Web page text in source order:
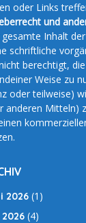
oder Links
und
Inhalt
schriftliche
berechtigt,
Weise zu
oder teilweise)
anderen Mitteln)
2026 (1)
2026 (4)